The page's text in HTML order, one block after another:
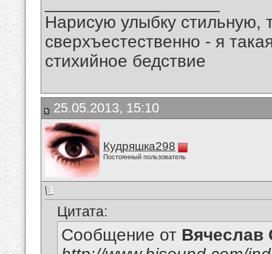
Нарисую улыбку стильную,
сверхъестественно - я
стихийное бедствие
25.05.2013, 15:10
Кудряшка298
Постоянный пользователь
Цитата:
Сообщение от Вячеслав